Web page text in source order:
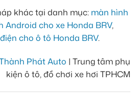
khác tại danh mục: màn hình
Android cho xe Honda BRV,
cho ô tô Honda BRV.
Phát Auto | Trung tâm phụ
kiện ô tô, đồ chơi xe hơi TPHCM